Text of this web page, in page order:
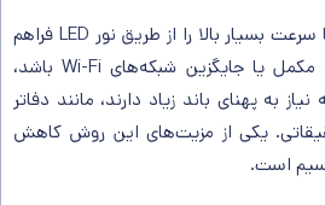
VLC امکان انتقال داده‌ها با سرعت بسیار بالا را از طریق نور LED فراهم
می‌کند. این روش می‌تواند مکمل یا جایگزین شبکه‌های Wi-Fi باشد،
به پهنای باند زیاد دارند، مانند دفاتر
یکی از مزیت‌های این روش کاهش
است.